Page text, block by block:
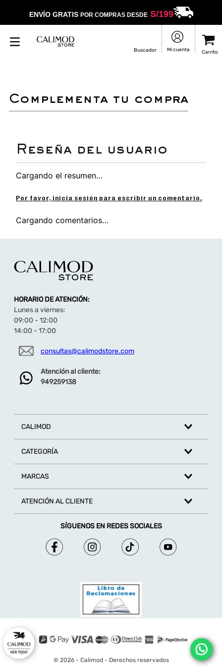
ENVÍO GRATIS POR COMPRAS DESDES/199
complementa tu compra
Cargando el resumen…
Por favor, inicia sesión para escribir un comentario.
Cargando comentarios…
HORARIO DE ATENCIÓN:
Lunes a viernes:
09:00 - 12:00
14:00 - 17:00
consultas@calimodstore.com
Atención al cliente:
949259138
CALIMOD
CATEGORÍA
MARCAS
ATENCIÓN AL CLIENTE
SÍGUENOS EN REDES SOCIALES
© 2026 - Calimod - Derechos reservados